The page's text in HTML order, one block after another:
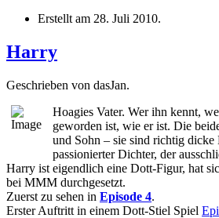
Erstellt am 28. Juli 2010.
Harry
Geschrieben von dasJan.
Hoagies Vater. Wer ihn kennt,
geworden ist, wie er ist. Die
und Sohn – sie sind richtig dicke
passionierter Dichter, der
Harry ist eigendlich eine Dott-Figur, hat
bei MMM durchgesetzt.
Zuerst zu sehen in Episode 4.
Erster Auftritt in einem Dott-Stiel Spiel